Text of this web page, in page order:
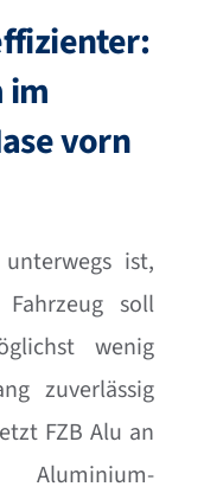
im
vorn
ist,
soll
wenig
zuverlässig
FZB Alu an